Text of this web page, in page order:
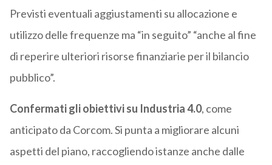
Previsti eventuali aggiustamenti su allocazione e
utilizzo delle frequenze ma “in seguito” “anche al fine
di reperire ulteriori risorse finanziarie per il bilancio
pubblico”.
Confermati gli obiettivi su Industria 4.0, come
anticipato da Corcom. Si punta a migliorare alcuni
aspetti del piano, raccogliendo istanze anche dalle